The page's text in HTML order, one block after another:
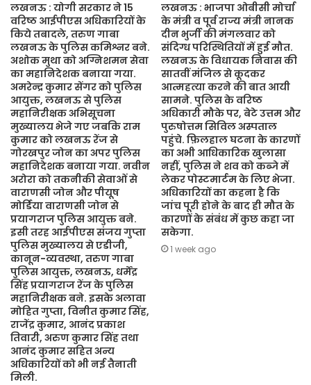
लखनऊ : योगी सरकार ने 15
वरिष्ठ आईपीएस अधिकारियों के
किये तबादले, तरुण गाबा
लखनऊ के पुलिस कमिश्नर बने.
अशोक मुथा को अग्निशमन सेवा
का महानिदेशक बनाया गया.
अमरेन्द्र कुमार सेंगर को पुलिस
आयुक्त, लखनऊ से पुलिस
महानिरीक्षक अभिसूचना
मुख्यालय भेजे गए जबकि राम
कुमार को लखनऊ रेंज से
गोरखपुर जोन का अपर पुलिस
महानिदेशक बनाया गया. नवीन
अरोरा को तकनीकी सेवाओं से
वाराणसी जोन और पीयूष
मोर्डिया वाराणसी जोन से
प्रयागराज पुलिस आयुक्त बने.
इसी तरह आईपीएस संजय गुप्ता
पुलिस मुख्यालय से एडीजी,
कानून-व्यवस्था, तरुण गाबा
पुलिस आयुक्त, लखनऊ, धर्मेंद्र
सिंह प्रयागराज रेंज के पुलिस
महानिरीक्षक बने. इसके अलावा
मोहित गुप्ता, विनीत कुमार सिंह,
राजेंद्र कुमार, आनंद प्रकाश
तिवारी, अरुण कुमार सिंह तथा
आनंद कुमार सहित अन्य
अधिकारियों को भी नई तैनाती
मिली.
लखनऊ : भाजपा ओबीसी मोर्चा
के मंत्री व पूर्व राज्य मंत्री नानक
दीन भुर्जी की मंगलवार को
संदिग्ध परिस्थितियों में हुई मौत.
लखनऊ के विधायक निवास की
सातवीं मंजिल से कूदकर
आत्महत्या करने की बात आयी
सामने. पुलिस के वरिष्ठ
अधिकारी मौके पर, बेटे उत्तम और
पुरुषोत्तम सिविल अस्पताल
पहुंचे. फ़िलहाल घटना के कारणों
का अभी आधिकारिक खुलासा
नहीं, पुलिस ने शव को कब्जे में
लेकर पोस्टमार्टम के लिए भेजा.
अधिकारियों का कहना है कि
जांच पूरी होने के बाद ही मौत के
कारणों के संबंध में कुछ कहा जा
सकेगा.
1 week ago